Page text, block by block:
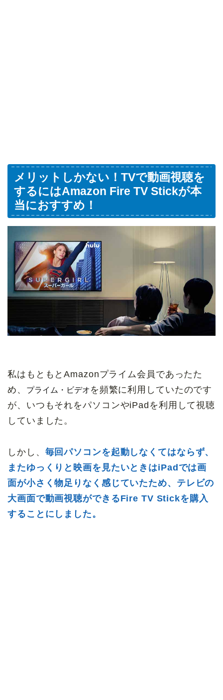
メリットしかない！TVで動画視聴を
するにはAmazon Fire TV Stickが本
当におすすめ！
私はもともとAmazonプライム会員であったた
め、 プライム・ビデオを頻繁に利用していたのです
が、いつもそれをパソコンやiPadを利用して視聴
していました。
しかし、 毎回パソコンを起動しなくてはならず、
またゆっくりと映画を見たいときはiPadでは画
面が小さく物足りなく感じていたため、テレビの
大画面で動画視聴ができるFire TV Stickを購入
することにしました。